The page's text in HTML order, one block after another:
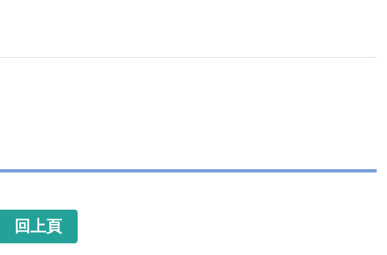
回上頁